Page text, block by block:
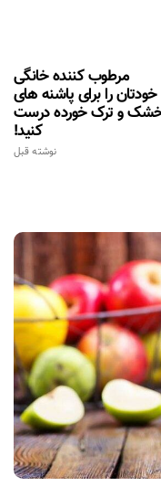
مرطوب کننده خانگی
خودتان را برای پاشنه های
و ترک خورده درست
کنید!
نوشته قبل